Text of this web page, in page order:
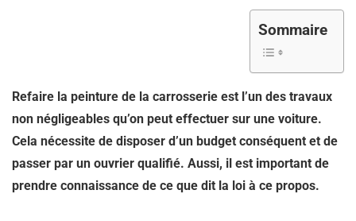
Sommaire
Refaire la peinture de la carrosserie est l’un des travaux
non négligeables qu’on peut effectuer sur une voiture.
Cela nécessite de disposer d’un budget conséquent et de
passer par un ouvrier qualifié. Aussi, il est important de
prendre connaissance de ce que dit la loi à ce propos.